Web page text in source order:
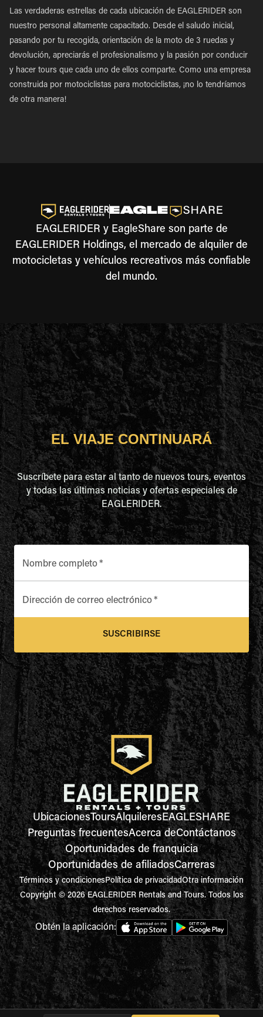
Las verdaderas estrellas de cada ubicación de EAGLERIDER son
nuestro personal altamente capacitado. Desde el saludo inicial,
pasando por tu recogida, orientación de la moto de 3 ruedas y
devolución, apreciarás el profesionalismo y la pasión por conducir
y hacer tours que cada uno de ellos comparte. Como una empresa
construida por motociclistas para motociclistas, ¡no lo tendríamos
de otra manera!
EAGLERIDER y EagleShare son parte de
EAGLERIDER Holdings, el mercado de alquiler de
motocicletas y vehículos recreativos más confiable
del mundo.
EL VIAJE CONTINUARÁ
Suscríbete para estar al tanto de nuevos tours, eventos
y todas las últimas noticias y ofertas especiales de
EAGLERIDER.
Nombre completo*
Dirección de correo electrónico*
SUSCRIBIRSE
UbicacionesToursAlquileresEAGLESHARE
Preguntas frecuentesAcerca deContáctanos
Oportunidades de franquicia
Oportunidades de afiliadosCarreras
Términos y condicionesPolítica de privacidadOtra información
Copyright © 2026 EAGLERIDER Rentals and Tours. Todos los
derechos reservados.
Obtén la aplicación: